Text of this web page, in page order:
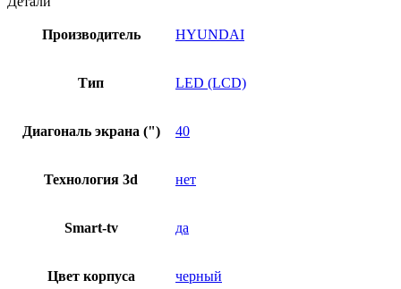
Производитель HYUNDAI
Тип LED (LCD)
Диагональ экрана (") 40
Технология 3d нет
Smart-tv да
Цвет корпуса черный